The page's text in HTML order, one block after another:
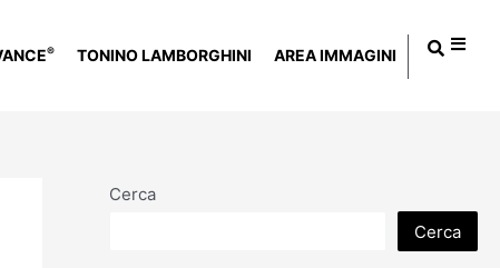
® TONINO LAMBORGHINI AREA IMMAGINI
Cerca
Cerca